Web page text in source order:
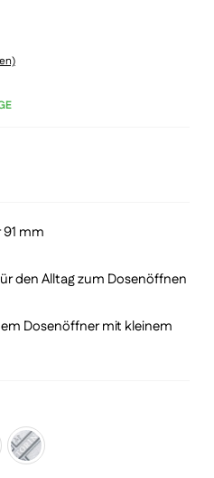
mm
den Alltag zum Dosenöffnen
Dosenöffner mit kleinem